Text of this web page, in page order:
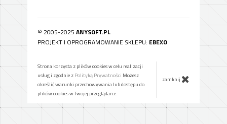
© 2005-2025 ANYSOFT.PL
PROJEKT I OPROGRAMOWANIE SKLEPU: EBEXO
Strona korzysta z plików cookies w celu realizacji
usług i zgodnie z Polityką Prywatności Możesz
określić warunki przechowywania lub dostępu do
plików cookies w Twojej przeglądarce.
zamknij